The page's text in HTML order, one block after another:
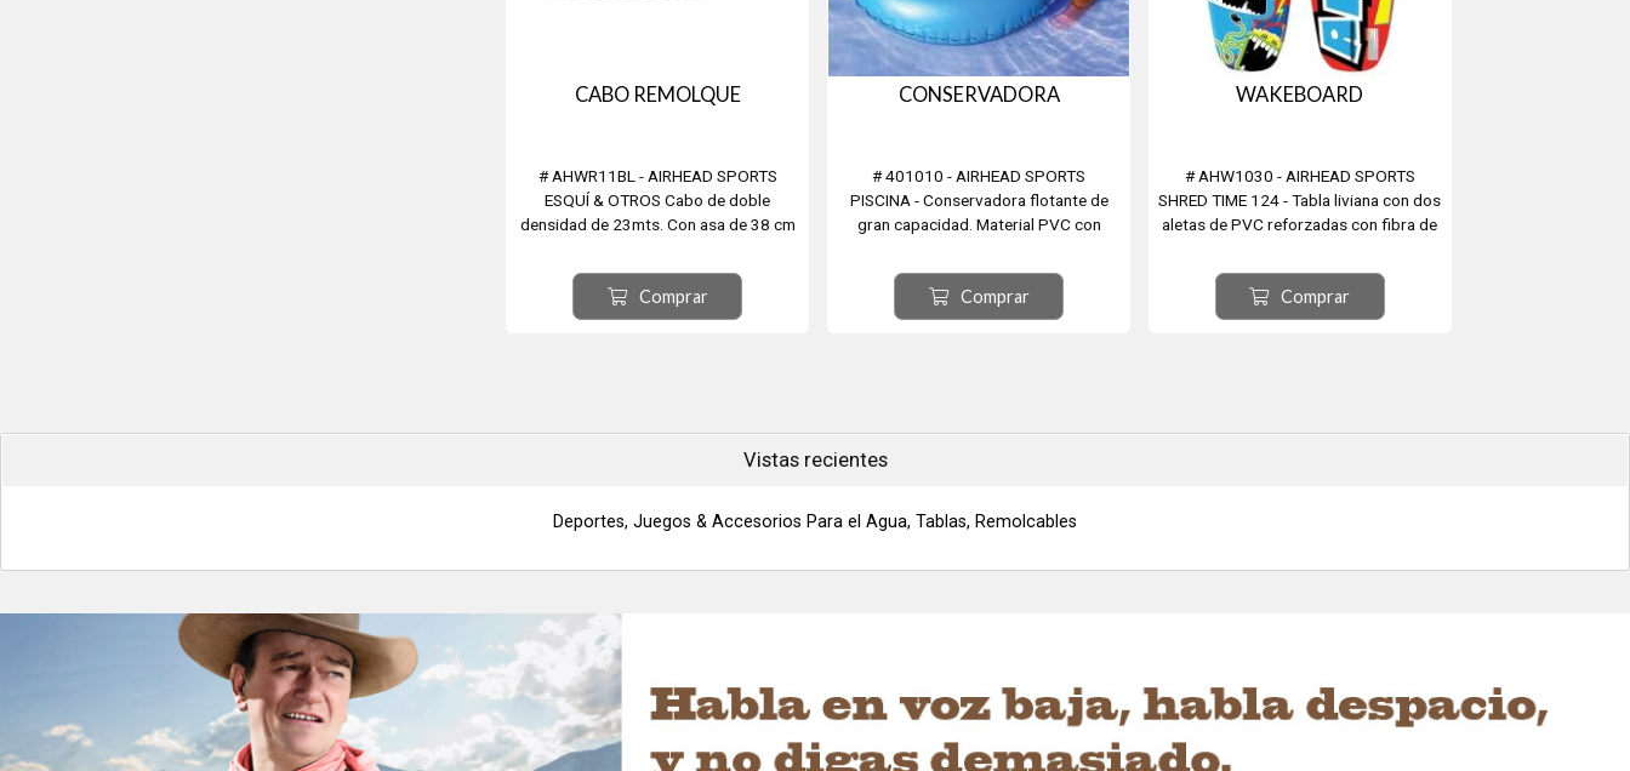
CABO REMOLQUE
# AHWR11BL - AIRHEAD SPORTS
ESQUÍ & OTROS Cabo de doble
densidad de 23mts. Con asa de 38 cm
durabilidad) revestida de goma EVA
refletivo y brillante, ergonómica para un
mejor agarre. El asa cuenta con
Comprar
CONSERVADORA
# 401010 - AIRHEAD SPORTS
PISCINA - Conservadora flotante de
gran capacidad. Material PVC con
portavasos moldeados, tapa de facil
acceso con cremallera, empuñaduras
moldeadas de PVC para transportar y
Comprar
WAKEBOARD
# AHW1030 - AIRHEAD SPORTS
SHRED TIME 124 - Tabla liviana con dos
aletas de PVC reforzadas con fibra de
excelente seguimiento y tallado y un
gran diseño. Largo 124 cm Personas
hasta 75 kg
Comprar
Vistas recientes
Deportes, Juegos & Accesorios Para el Agua, Tablas, Remolcables